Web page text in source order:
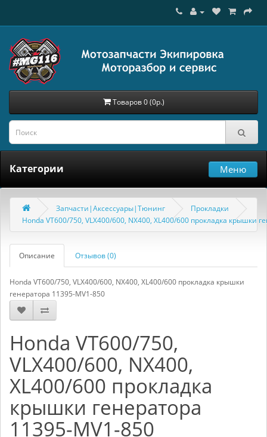
Товаров 0 (0р.)
Категории Меню
Запчасти|Аксессуары|Тюнинг
Прокладки
Honda VT600/750, VLX400/600, NX400, XL400/600 прокладка крышки
Описание Отзывов (0)
Honda VT600/750, VLX400/600, NX400, XL400/600 прокладка крышки
генератора 11395-MV1-850
Honda VT600/750,
VLX400/600, NX400,
XL400/600 прокладка
крышки генератора
11395-MV1-850